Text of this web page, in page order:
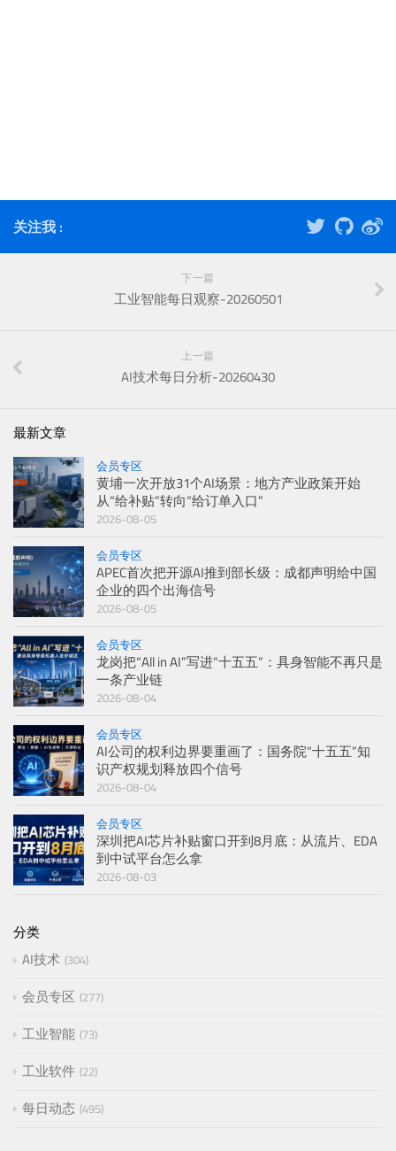
关注我 :
下一篇
工业智能每日观察-20260501
上一篇
AI技术每日分析-20260430
最新文章
会员专区
黄埔一次开放31个AI场景：地方产业政策开始
从“给补贴”转向“给订单入口”
2026-08-05
会员专区
APEC首次把开源AI推到部长级：成都声明给中国
企业的四个出海信号
2026-08-05
会员专区
龙岗把“All in AI”写进“十五五”：具身智能不再只是
一条产业链
2026-08-04
会员专区
AI公司的权利边界要重画了：国务院“十五五”知
识产权规划释放四个信号
2026-08-04
会员专区
深圳把AI芯片补贴窗口开到8月底：从流片、EDA
到中试平台怎么拿
2026-08-03
分类
AI技术 304
会员专区 277
工业智能 73
工业软件 22
每日动态 495